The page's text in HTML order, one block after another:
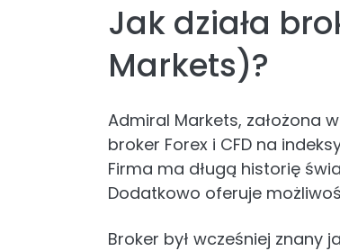
Jak działa
Markets)?
Admiral Markets, założona
broker Forex i CFD na
Firma ma długą historię
Dodatkowo oferuje
Broker był wcześniej znany